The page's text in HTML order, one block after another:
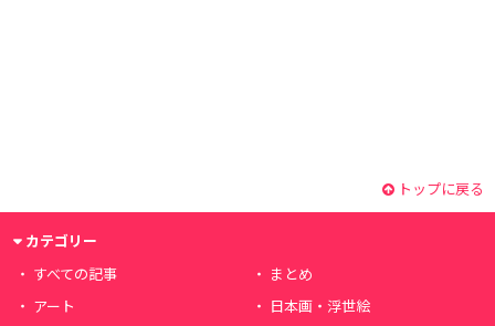
トップに戻る
カテゴリー
すべての記事
まとめ
アート
日本画・浮世絵